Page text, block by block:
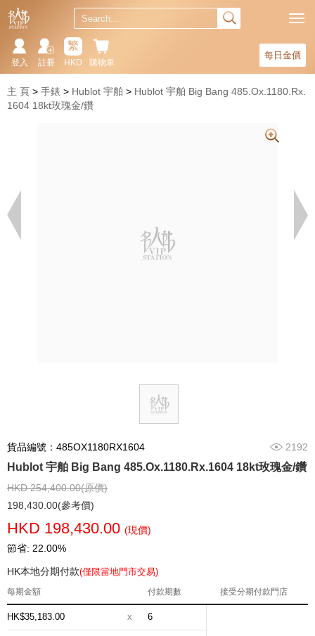
每日金價
購物車
繁
HKD
註冊
登入
主 頁 手錶 Hublot 宇舶
Hublot 宇舶 Big Bang 485.Ox.1180.Rx.
1604 18kt玫瑰金/鑽
貨品編號：485OX1180RX1604 2192
Hublot 宇舶 Big Bang 485.Ox.1180.Rx.1604 18kt玫瑰金/鑽
HKD 254,400.00(原價)
198,430.00(參考價)
HKD 198,430.00 (現價)
節省: 22.00%
HK本地分期付款(僅限當地門市交易)
每期金額 付款期數 接受分期付款門店
HK$35,183.00 x 6